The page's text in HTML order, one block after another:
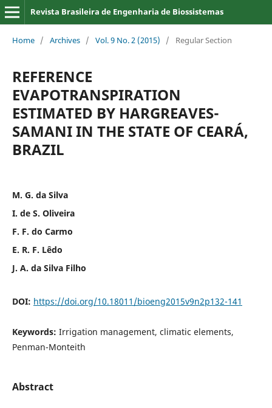
Revista Brasileira de Engenharia de Biossistemas
Home / Archives / Vol. 9 No. 2 (2015) / Regular Section
REFERENCE
EVAPOTRANSPIRATION
ESTIMATED BY HARGREAVES-
SAMANI IN THE STATE OF CEARÁ,
BRAZIL
M. G. da Silva
I. de S. Oliveira
F. F. do Carmo
E. R. F. Lêdo
J. A. da Silva Filho
DOI: https://doi.org/10.18011/bioeng2015v9n2p132-141
Keywords: Irrigation management, climatic elements,
Penman-Monteith
Abstract